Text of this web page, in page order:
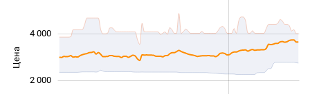
Цена
2 000
4 000